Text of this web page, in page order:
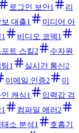
로그인 보안1
리
대출1
미디어 아
1 비디오 코덱1
프트 스킬2
수자원
1 실시간 통신2
이메일 인증2
이
캐싱1
입력값 검
1 컴파일 에러 2
태소 분석1
호흡기